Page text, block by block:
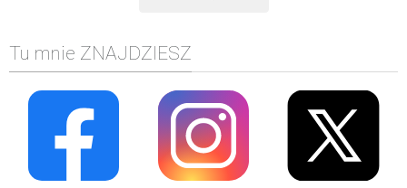
EXCEL
BIZNES
PO GODZINACH
KONTAKT
Tu mnie ZNAJDZIESZ